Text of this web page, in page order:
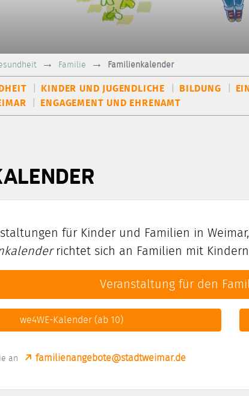
Familie Familienkalender
KINDER UND JUGENDLICHE BILDUNG
ENGAGEMENT UND EHRENAMT
für Kinder und Familien in
richtet sich an Familien mit Kindern
Veranstaltung für den
we4WE-Kalender (ab 10)
an familienangebote@stadtweimar.de